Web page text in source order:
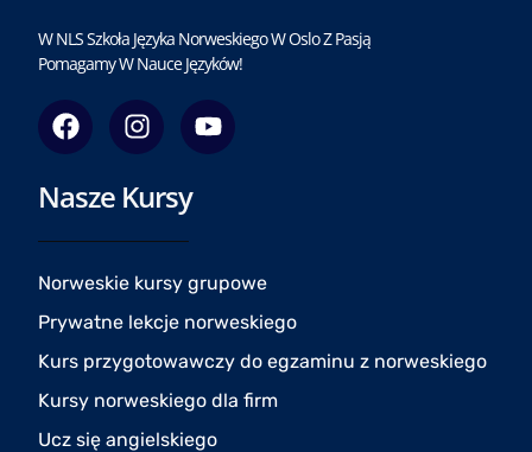
W NLS Szkoła Języka Norweskiego W Oslo Z Pasją
Pomagamy W Nauce Języków!
F
a
c
e
o
o
I
n
s
t
g
r
a
m
Y
o
u
e
Nasze Kursy
Norweskie kursy grupowe
Prywatne lekcje norweskiego
Kurs przygotowawczy do egzaminu z norweskiego
Kursy norweskiego dla firm
Ucz się angielskiego